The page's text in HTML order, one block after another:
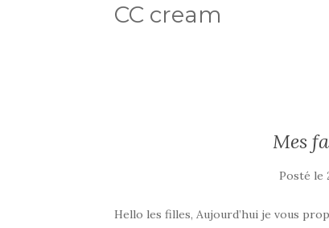
CC cream
Mes
Posté le
Hello les filles, Aujourd’hui je vous